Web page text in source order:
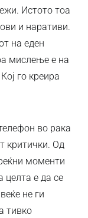
Истото тоа
и наративи.
на еден
мислење е на
го креира
во рака
критички. Од
моменти
целта е да се
не ги
тивко